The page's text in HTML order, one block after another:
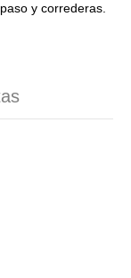
y correderas.